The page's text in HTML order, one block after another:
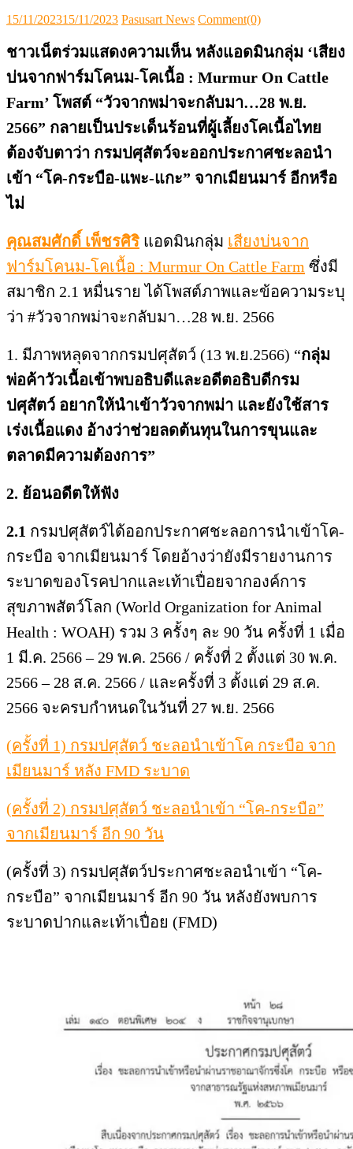
Posted
15/11/202315/11/2023 Author
Pasusart News Comment(0)
ชาวเน็ตร่วมแสดงความเห็น หลังแอดมินกลุ่ม ‘เสียง
บ่นจากฟาร์มโคนม-โคเนื้อ : Murmur On Cattle
Farm’ โพสต์ “วัวจากพม่าจะกลับมา…28 พ.ย.
2566” กลายเป็นประเด็นร้อนที่ผู้เลี้ยงโคเนื้อไทย
ต้องจับตาว่า กรมปศุสัตว์จะออกประกาศชะลอนำ
เข้า “โค-กระบือ-แพะ-แกะ” จากเมียนมาร์ อีกหรือ
ไม่
คุณสมศักดิ์ เพ็ชรศิริ แอดมินกลุ่ม เสียงบ่นจาก
ฟาร์มโคนม-โคเนื้อ : Murmur On Cattle Farm ซึ่งมี
สมาชิก 2.1 หมื่นราย ได้โพสต์ภาพและข้อความระบุ
ว่า #วัวจากพม่าจะกลับมา…28 พ.ย. 2566
1. มีภาพหลุดจากกรมปศุสัตว์ (13 พ.ย.2566) “กลุ่ม
พ่อค้าวัวเนื้อเข้าพบอธิบดีและอดีตอธิบดีกรม
ปศุสัตว์ อยากให้นำเข้าวัวจากพม่า และยังใช้สาร
เร่งเนื้อแดง อ้างว่าช่วยลดต้นทุนในการขุนและ
ตลาดมีความต้องการ”
2. ย้อนอดีตให้ฟัง
2.1 กรมปศุสัตว์ได้ออกประกาศชะลอการนำเข้าโค-
กระบือ จากเมียนมาร์ โดยอ้างว่ายังมีรายงานการ
ระบาดของโรคปากและเท้าเปื่อยจากองค์การ
สุขภาพสัตว์โลก (World Organization for Animal
Health : WOAH) รวม 3 ครั้งๆ ละ 90 วัน ครั้งที่ 1 เมื่อ
1 มี.ค. 2566 – 29 พ.ค. 2566 / ครั้งที่ 2 ตั้งแต่ 30 พ.ค.
2566 – 28 ส.ค. 2566 / และครั้งที่ 3 ตั้งแต่ 29 ส.ค.
2566 จะครบกำหนดในวันที่ 27 พ.ย. 2566
(ครั้งที่ 1) กรมปศุสัตว์ ชะลอนำเข้าโค กระบือ จาก
เมียนมาร์ หลัง FMD ระบาด
(ครั้งที่ 2) กรมปศุสัตว์ ชะลอนำเข้า “โค-กระบือ”
จากเมียนมาร์ อีก 90 วัน
(ครั้งที่ 3) กรมปศุสัตว์ประกาศชะลอนำเข้า “โค-
กระบือ” จากเมียนมาร์ อีก 90 วัน หลังยังพบการ
ระบาดปากและเท้าเปื่อย (FMD)